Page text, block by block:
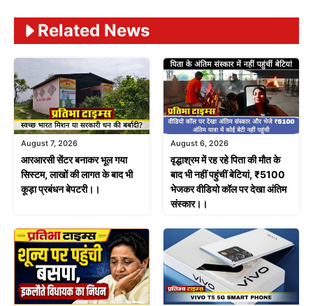
Related News
August 7, 2026
आरआरसी सेंटर बनाकर भूल गया
सिस्टम, लाखों की लागत के बाद भी
कूड़ा प्रबंधन बेपटरी।।
August 6, 2026
वृद्धाश्रम में रह रहे पिता की मौत के
बाद भी नहीं पहुंचीं बेटियां, ₹5100
भेजकर वीडियो कॉल पर देखा अंतिम
संस्कार।।